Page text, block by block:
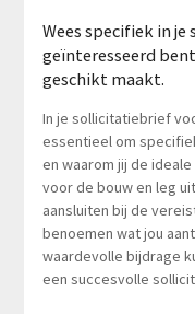
Wees specifiek in
geïnteresseerd
geschikt maakt.
In je sollicitatiebrief
essentieel om
en waarom jij de
voor de bouw en leg
aansluiten bij de
benoemen wat jou
waardevolle bijdrage
een succesvolle